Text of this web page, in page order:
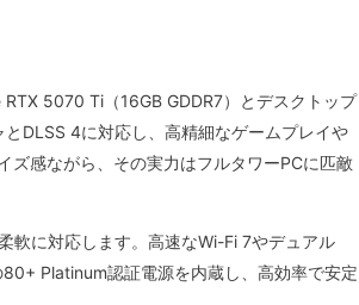
5070 Ti（16GB GDDR7）とデスクトップ
DLSS 4に対応し、高精細なゲームプレイや
ズ感ながら、その実力はフルタワーPCに匹敵
軟に対応します。高速なWi-Fi 7やデュアル
Platinum認証電源を内蔵し、高効率で安定